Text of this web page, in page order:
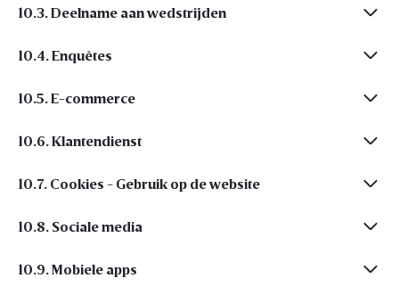
10.3. Deelname aan wedstrijden
10.4. Enquêtes
10.5. E-commerce
10.6. Klantendienst
10.7. Cookies - Gebruik op de website
10.8. Sociale media
10.9. Mobiele apps